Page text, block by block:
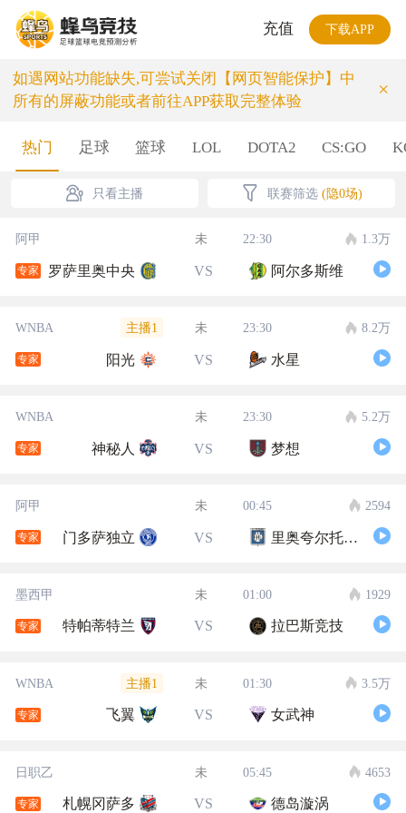
充值 下载APP
如遇网站功能缺失,可尝试关闭【网页智能保护】中
所有的屏蔽功能或者前往APP获取完整体验
×
热门 足球 篮球 LOL DOTA2 CS:GO
只看主播 联赛筛选 (隐0场)
阿甲 未 22:30 1.3万
专家 罗萨里奥中央 VS 阿尔多斯维
WNBA 主播1 未 23:30 8.2万
专家 阳光 VS 水星
WNBA 未 23:30 5.2万
专家 神秘人 VS 梦想
阿甲 未 00:45 2594
专家 门多萨独立 VS 里奥夸尔托学生队
墨西甲 未 01:00 1929
专家 特帕蒂特兰 VS 拉巴斯竞技
WNBA 主播1 未 01:30 3.5万
专家 飞翼 VS 女武神
日职乙 未 05:45 4653
专家 札幌冈萨多 VS 德岛漩涡